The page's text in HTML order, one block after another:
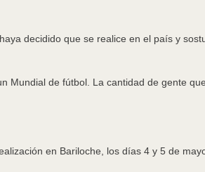
decidido que se realice en el país y
Mundial de fútbol. La cantidad de gente
en Bariloche, los días 4 y 5 de